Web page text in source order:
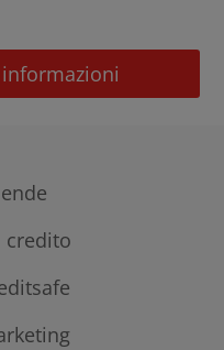
italiane
estere
credito